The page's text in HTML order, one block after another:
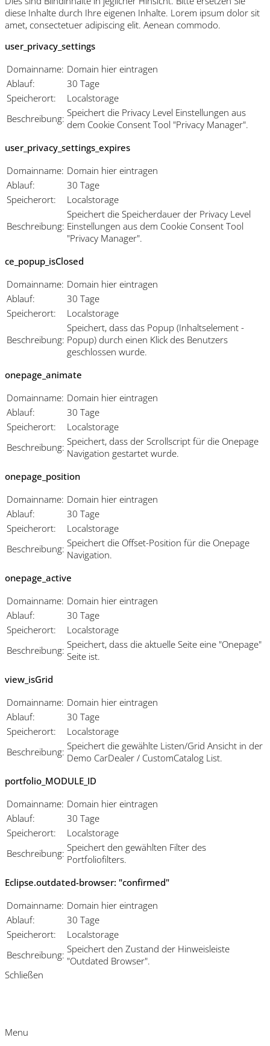
diese Inhalte durch Ihre eigenen Inhalte. Lorem ipsum dolor sit
amet, consectetuer adipiscing elit. Aenean commodo.
user_privacy_settings
Domainname: Domain hier eintragen
Ablauf:
30 Tage
Speicherort:
Localstorage
Beschreibung: Speichert die Privacy Level Einstellungen aus
dem Cookie Consent Tool "Privacy Manager".
user_privacy_settings_expires
Domainname: Domain hier eintragen
Ablauf:
30 Tage
Speicherort:
Localstorage
Beschreibung:
Speichert die Speicherdauer der Privacy Level
Einstellungen aus dem Cookie Consent Tool
"Privacy Manager".
ce_popup_isClosed
Domainname: Domain hier eintragen
Ablauf:
30 Tage
Speicherort:
Localstorage
Beschreibung:
Speichert, dass das Popup (Inhaltselement -
Popup) durch einen Klick des Benutzers
geschlossen wurde.
onepage_animate
Domainname: Domain hier eintragen
Ablauf:
30 Tage
Speicherort:
Localstorage
Beschreibung: Speichert, dass der Scrollscript für die Onepage
Navigation gestartet wurde.
onepage_position
Domainname: Domain hier eintragen
Ablauf:
30 Tage
Speicherort:
Localstorage
Beschreibung: Speichert die Offset-Position für die Onepage
Navigation.
onepage_active
Domainname: Domain hier eintragen
Ablauf:
30 Tage
Speicherort:
Localstorage
Beschreibung: Speichert, dass die aktuelle Seite eine "Onepage"
Seite ist.
view_isGrid
Domainname: Domain hier eintragen
Ablauf:
30 Tage
Speicherort:
Localstorage
Beschreibung: Speichert die gewählte Listen/Grid Ansicht in der
Demo CarDealer / CustomCatalog List.
portfolio_MODULE_ID
Domainname: Domain hier eintragen
Ablauf:
30 Tage
Speicherort:
Localstorage
Beschreibung: Speichert den gewählten Filter des
Portfoliofilters.
Eclipse.outdated-browser: "confirmed"
Domainname: Domain hier eintragen
Ablauf:
30 Tage
Speicherort:
Localstorage
Beschreibung: Speichert den Zustand der Hinweisleiste
"Outdated Browser".
Schließen
Menu